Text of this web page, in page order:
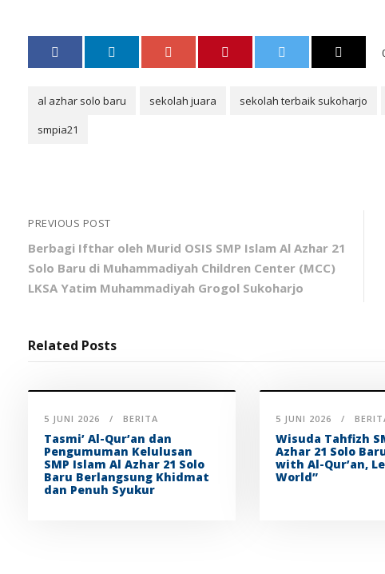
al azhar solo baru sekolah juara sekolah terbaik sukoharjo
smpia21
PREVIOUS POST
Berbagi Ifthar oleh Murid OSIS SMP Islam Al Azhar 21
Solo Baru di Muhammadiyah Children Center (MCC)
LKSA Yatim Muhammadiyah Grogol Sukoharjo
Related Posts
5 JUNI 2026 BERITA
Tasmi’ Al-Qur’an dan
Pengumuman Kelulusan
SMP Islam Al Azhar 21 Solo
Baru Berlangsung Khidmat
dan Penuh Syukur
5 JUNI 2026
Wisuda Tahfizh
Azhar 21 Solo
with Al-Qur’an,
World”